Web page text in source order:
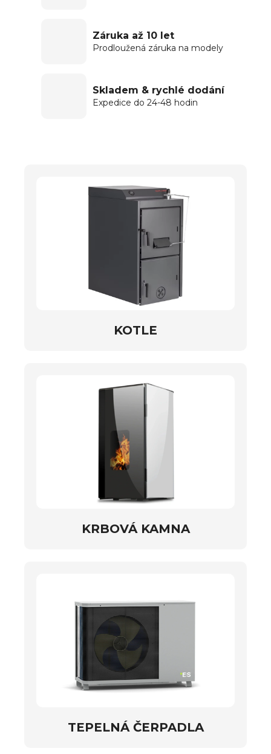
Záruka až 10 let
Prodloužená záruka na modely
Skladem & rychlé dodání
Expedice do 24-48 hodin
KOTLE
KRBOVÁ KAMNA
TEPELNÁ ČERPADLA